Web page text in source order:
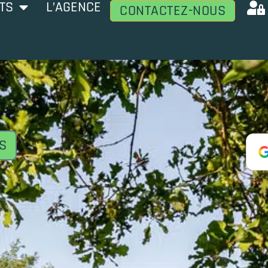
L’AGENCE CONTACTEZ-NOUS